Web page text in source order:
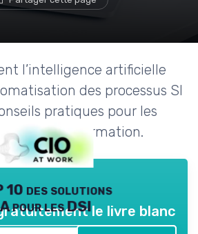
l’intelligence artificielle
des processus SI
pratiques pour les
d’information.
10 des solutions
pour les DSIle livre blanc